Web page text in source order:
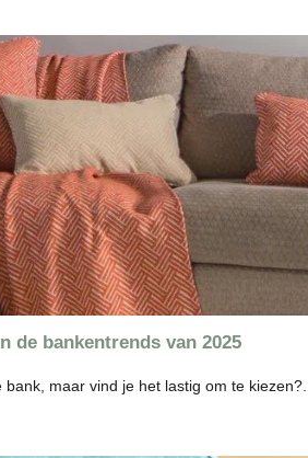
de bankentrends van 2025
maar vind je het lastig om te kiezen?...